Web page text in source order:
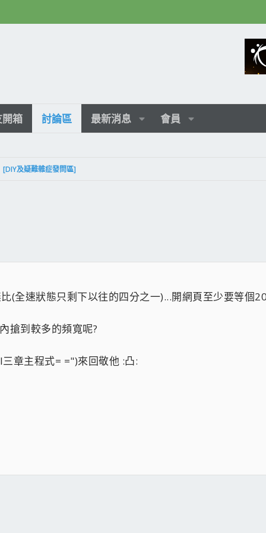
箱 討論區 最新消息 會員
[DIY及疑難雜症發問區]
(全速狀態只剩下以往的四分之一)...開網頁至少要等個
搶到較多的頻寬呢?
章主程式= =")來回敬他 :凸: